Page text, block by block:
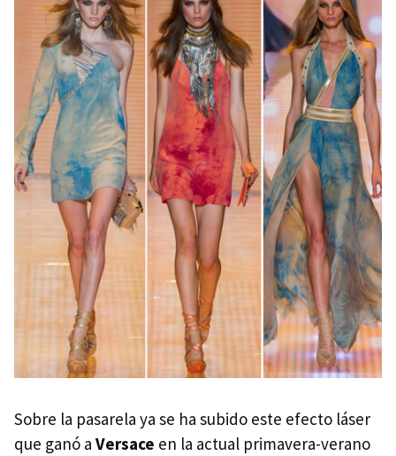
Sobre la pasarela ya se ha subido este efecto láser
que ganó a Versace en la actual primavera-verano